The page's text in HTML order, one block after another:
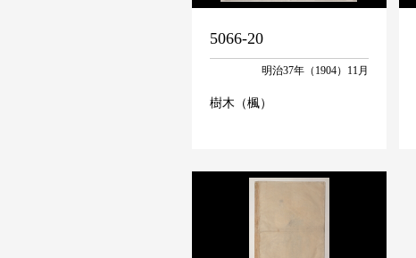
5066-20
明治37年（1904）11月
樹木（楓）